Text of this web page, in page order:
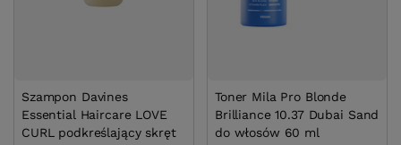
Szampon Davines
Essential Haircare LOVE
CURL podkreślający skręt
Toner Mila Pro Blonde
Brilliance 10.37 Dubai Sand
do włosów 60 ml